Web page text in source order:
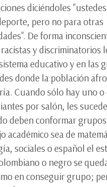
diciéndoles
pero no para otras
De forma
y discriminatorios
educativo y en las
donde la población
Cuando sólo hay uno o
por salón, les
deben conformar
académico sea de
sociales o español el
o negro se
en conseguir grupo;